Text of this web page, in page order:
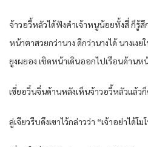
จ้าวอวี้หลัวได้ฟังคำเจ้าหนูน้อยทั้งสี่ ก็รู้
หน้าตาสวยกว่านาง ดีกว่านางได้ นางเ
ยูงผยอง เชิดหน้าเดินออกไปเรือนด้านห
เซี่ยอวิ๋นจิ่นด้านหลังเห็นจ้าวอวี้หลัวแล้ว
ลู่เจียวรีบดึงเขาไว้กล่าวว่า “เจ้าอย่าได้โ